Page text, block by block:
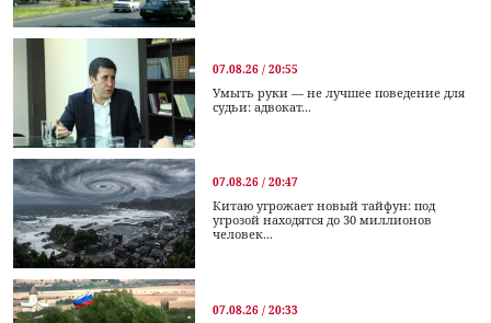
07.08.26 / 20:55
Умыть руки — не лучшее поведение для
судьи: адвокат...
07.08.26 / 20:47
Китаю угрожает новый тайфун: под
угрозой находятся до 30 миллионов
человек...
07.08.26 / 20:33